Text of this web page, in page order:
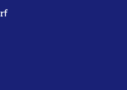
Wuppertal-Ronsdorf